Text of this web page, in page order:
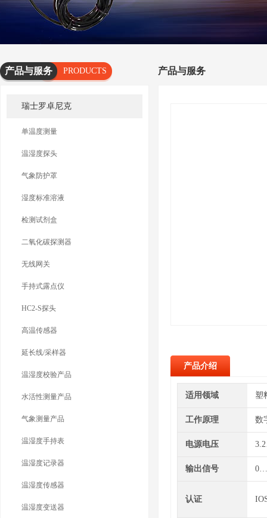
产品与服务
PRODUCTS
SERVICES
瑞士罗卓尼克
单温度测量
温湿度探头
气象防护罩
湿度标准溶液
检测试剂盒
二氧化碳探测器
无线网关
手持式露点仪
HC2-S探头
高温传感器
延长线/采样器
温湿度校验产品
水活性测量产品
气象测量产品
温湿度手持表
温湿度记录器
温湿度传感器
温湿度变送器
产品与服务
产品介绍
适用领域 塑
工作原理 数
电源电压
输出信号
认证